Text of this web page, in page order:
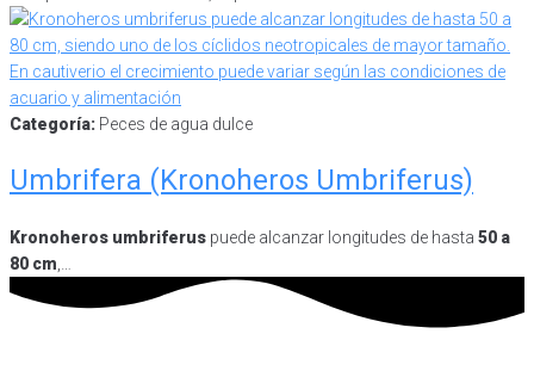
Categoría: Peces de agua dulce
Umbrifera (Kronoheros Umbriferus)
Kronoheros umbriferus puede alcanzar longitudes de hasta 50 a
80 cm